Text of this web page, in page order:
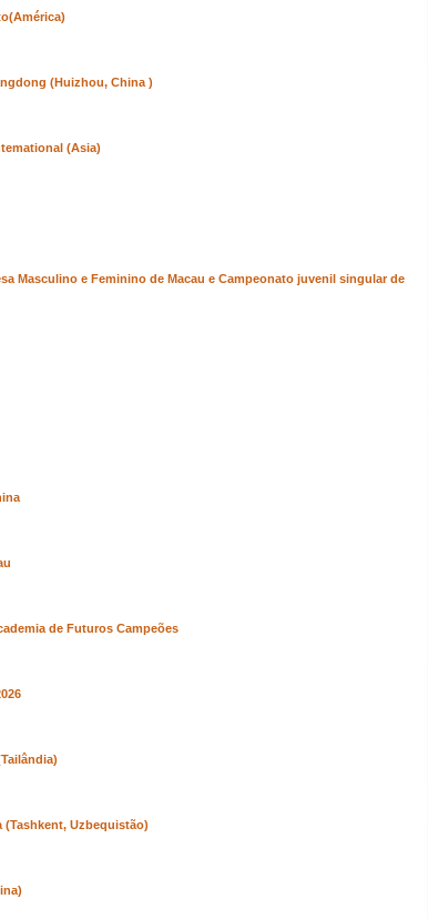
(Huizhou, China )
(Asia)
Masculino e Feminino de Macau e Campeonato juvenil singular de
de Futuros Campeões
(Tashkent, Uzbequistão)